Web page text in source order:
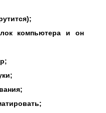
компьютера и он